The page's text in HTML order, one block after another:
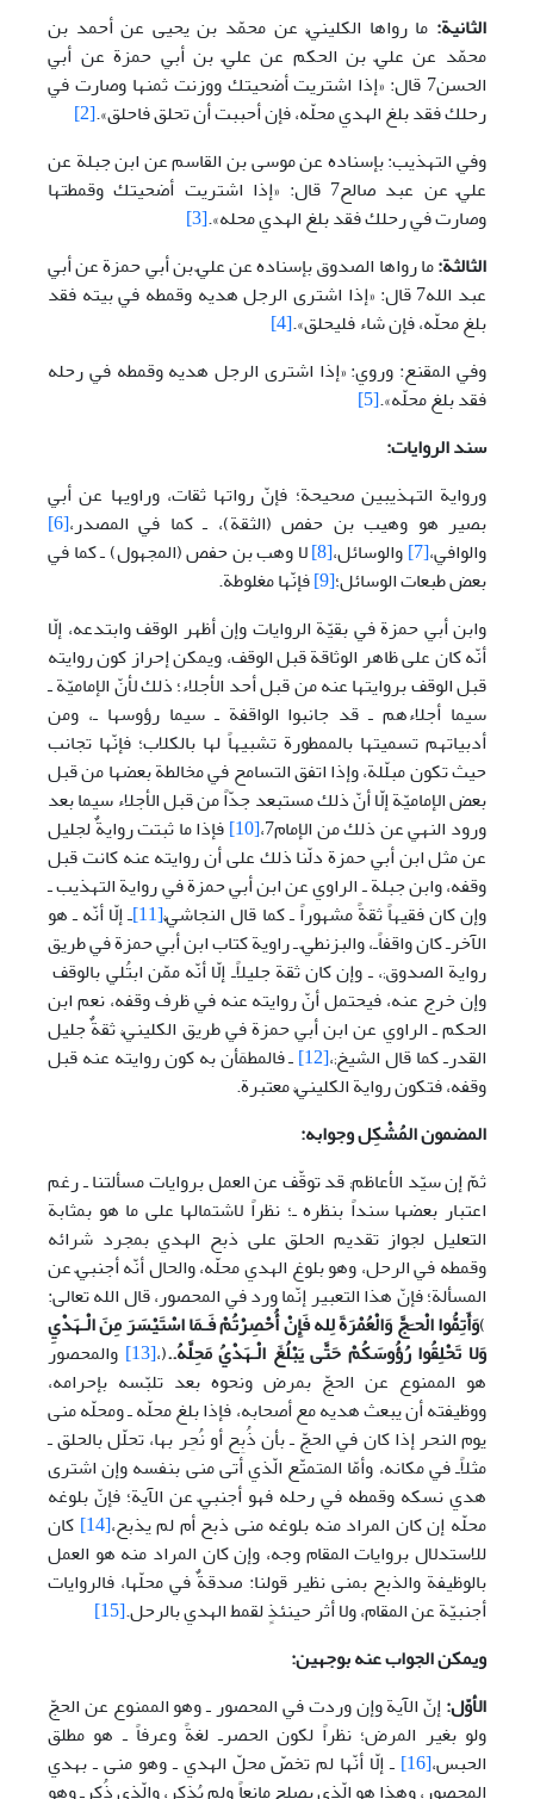
الثانية: ما رواها الكلينيّ; عن محمّد بن يحيى عن أحمد بن
محمّد عن عليّ بن الحكم عن عليّ بن أبي حمزة عن أبي
الحسن7 قال: «إذا اشتريت أضحيتك ووزنت ثمنها وصارت في
رحلك فقد بلغ الهدي محلّه، فإن أحببت أن تحلق فاحلق».[2]
وفي التهذيب: بإسناده عن موسى بن القاسم عن ابن جبلة عن
عليّ عن عبد صالح7 قال: «إذا اشتريت أضحيتك وقمطتها
وصارت في رحلك فقد بلغ الهدي محله».[3]
الثالثة:ما رواها الصدوق بإسناده عن عليّ بن أبي حمزة عن أبي
عبد الله7 قال: «إذا اشترى الرجل هديه وقمطه في بيته فقد
بلغ محلّه، فإن شاء فليحلق».[4]
وفي المقنع: وروي: «إذا اشترى الرجل هديه وقمطه في رحله
فقد بلغ محلّه».[5]
سند الروايات:
ورواية التهذيبين صحيحة؛ فإنّ رواتها ثقات، وراويها عن أبي
بصير هو وهيب بن حفص (الثقة)، ـ كما في المصدر،[6]
والوافي،[7] والوسائل،[8] لا وهب بن حفص (المجهول) ـ كما في
بعض طبعات الوسائل؛[9] فإنّها مغلوطة.
وابن أبي حمزة في بقيّة الروايات وإن أظهر الوقف وابتدعه، إلّا
أنّه كان على ظاهر الوثاقة قبل الوقف، ويمكن إحراز كون روايته
قبل الوقف بروايتها عنه من قبل أحد الأجلاء؛ ذلك لأنّ الإماميّة ـ
سيما أجلاءهم ـ قد جانبوا الواقفة ـ سيما رؤوسها ـ، ومن
أدبياتهم تسميتها بالممطورة تشبيهاً لها بالكلاب؛ فإنّها تجانب
حيث تكون مبلّلة، وإذا اتفق التسامح في مخالطة بعضها من قبل
بعض الإماميّة إلّا أنّ ذلك مستبعد جدّاً من قبل الأجلاء سيما بعد
ورود النهي عن ذلك من الإمام7، [10]
فإذا ما ثبتت روايةٌ لجليل
عن مثل ابن أبي حمزة دلّنا ذلك على أن روايته عنه كانت قبل
وقفه، وابن جبلة ـ الراوي عن ابن أبي حمزة في رواية التهذيب ـ
وإن كان فقيهاً ثقةً مشهوراً ـ كما قال النجاشيّ;[11]
ـ إلّا أنّه ـ هو
الآخرـ كان واقفاًـ، والبزنطيّ ـ راوية كتاب ابن أبي حمزة في طريق
رواية الصدوق;، ـ وإن كان ثقة جليلاًـ إلّا أنّه ممّن ابتُلي بالوقف
وإن خرج عنه، فيحتمل أنّ روايته عنه في ظرف وقفه، نعم ابن
الحكم ـ الراوي عن ابن أبي حمزة في طريق الكلينيّ; ثقةٌ جليل
القدرـ كما قال الشيخ;،[12]
ـ فالمطمَأن به كون روايته عنه قبل
وقفه، فتكون رواية الكلينيّ; معتبرة.
المضمون المُشْكِل وجوابه:
ثمّ إن سيّد الأعاظم; قد توقّف عن العمل بروايات مسألتنا ـ رغم
اعتبار بعضها سنداً بنظره ـ؛ نظراً لاشتمالها على ما هو بمثابة
التعليل لجواز تقديم الحلق على ذبح الهدي بمجرد شرائه
وقمطه في الرحل، وهو بلوغ الهدي محلّه، والحال أنّه أجنبيّ عن
المسألة؛ فإنّ هذا التعبير إنّما ورد في المحصور، قال الله تعالى:
)وَأَتِمُّوا الْحـَجَّ وَالْعُمْرَةَ لِله فَإِنْ أُحْصِرْتُمْ فَـمَا اسْتَيْسَرَ مِنَ الْـهَدْيِ
وَلا تَحْلِقُوا رُؤُوسَكُمْ حَتَّى يَبْلُغَ الْـهَدْيُ مَحِلَّهُ..(،[13]
والمحصور
هو الممنوع عن الحجّ بمرض ونحوه بعد تلبّسه بإحرامه،
ووظيفته أن يبعث هديه مع أصحابه، فإذا بلغ محلّه ـ ومحلّه منى
يوم النحر إذا كان في الحجّ ـ بأن ذُبِح أو نُحِر بها، تحلّل بالحلق ـ
مثلاًـ في مكانه، وأمّا المتمتّع الّذي أتى منى بنفسه وإن اشترى
هدي نسكه وقمطه في رحله فهو أجنبيّ عن الآية؛ فإنّ بلوغه
محلّه إن كان المراد منه بلوغه منى ذبح أم لم يذبح،[14]
كان
للاستدلال بروايات المقام وجه، وإن كان المراد منه هو العمل
بالوظيفة والذبح بمنى نظير قولنا: صدقةٌ في محلّها، فالروايات
أجنبيّة عن المقام، ولا أثر حينئذٍ لقمط الهدي بالرحل.[15]
ويمكن الجواب عنه بوجهين:
الأوّل:إنّ الآية وإن وردت في المحصور ـ وهو الممنوع عن الحجّ
ولو بغير المرض؛ نظراً لكون الحصرـ لغةً وعرفاً ـ هو مطلق
الحبس،[16]
ـ إلّا أنّها لم تخصّ محلّ الهدي ـ وهو منى ـ بهدي